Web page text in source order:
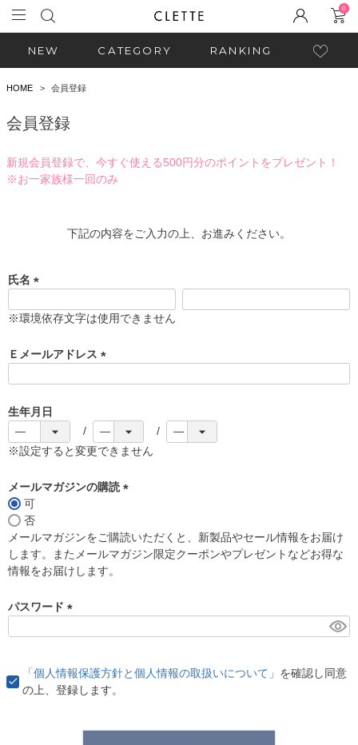
0
NEW CATEGORY RANKING
HOME 会員登録
会員登録
新規会員登録で、今すぐ使える500円分のポイントをプレゼント！
※お一家族様一回のみ
下記の内容をご入力の上、お進みください。
氏名
必
)
※環境依存文字は使用できません
Ｅメールアドレス
)
生年月日
※設定すると変更できません
メールマガジンの購読
須
)
可
否
メールマガジンをご購読いただくと、新製品やセール情報をお届け
します。またメールマガジン限定クーポンやプレゼントなどお得な
情報をお届けします。
パスワード
)
「個人情報保護方針と個人情報の取扱いについて」 を確認し同意
の上、登録します。